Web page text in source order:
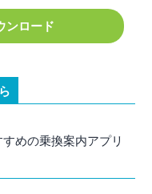
ンロード
すめの乗換案内アプリ